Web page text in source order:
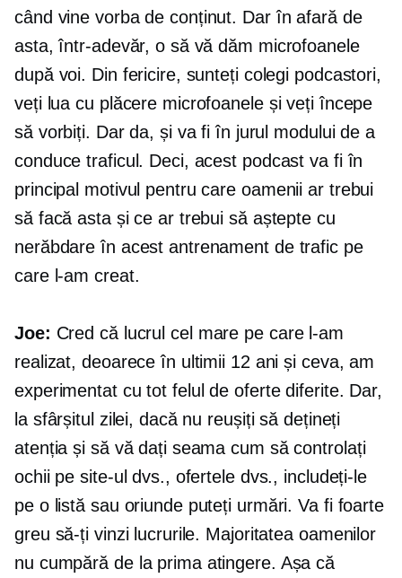
când vine vorba de conținut. Dar în afară de
asta, într-adevăr, o să vă dăm microfoanele
după voi. Din fericire, sunteți colegi podcastori,
veți lua cu plăcere microfoanele și veți începe
să vorbiți. Dar da, și va fi în jurul modului de a
conduce traficul. Deci, acest podcast va fi în
principal motivul pentru care oamenii ar trebui
să facă asta și ce ar trebui să aștepte cu
nerăbdare în acest antrenament de trafic pe
care l-am creat.
Joe: Cred că lucrul cel mare pe care l-am
realizat, deoarece în ultimii 12 ani și ceva, am
experimentat cu tot felul de oferte diferite. Dar,
la sfârșitul zilei, dacă nu reușiți să dețineți
atenția și să vă dați seama cum să controlați
ochii pe site-ul dvs., ofertele dvs., includeți-le
pe o listă sau oriunde puteți urmări. Va fi foarte
greu să-ți vinzi lucrurile. Majoritatea oamenilor
nu cumpără de la prima atingere. Așa că